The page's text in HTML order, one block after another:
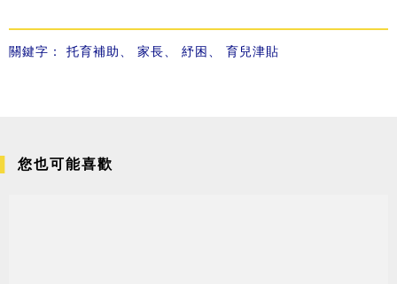
關鍵字： 托育補助、 家長、 紓困 、 育兒津貼
您也可能喜歡